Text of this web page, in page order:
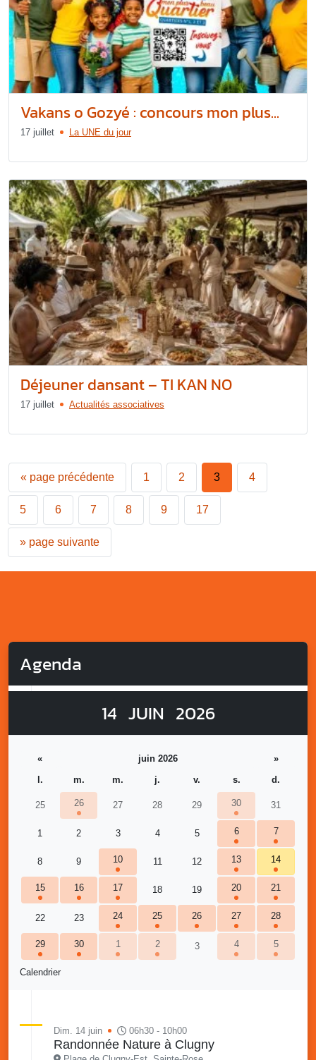
Vakans o Gozyé : concours mon plus...
17 juillet La UNE du jour
Déjeuner dansant – TI KAN NO
17 juillet Actualités associatives
« page précédente 1 2 3 4
5 6 7 8 9 17
» page suivante
Agenda
14 JUIN 2026
Calendrier
« juin 2026
»
l.
m. m. j. v. s. d.
25 26 27 28 29 30 31
1 2 3 4 5 6 7
8 9 10 11 12 13 14
15 16 17 18 19 20 21
22 23 24 25 26 27 28
29 30 1 2 3 4 5
Dim. 14 juin 06h30 - 10h00
Randonnée Nature à Clugny